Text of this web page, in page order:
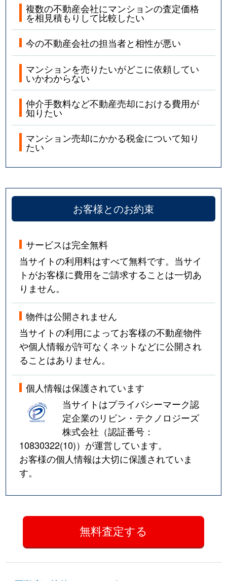
複数の不動産会社にマンションの査定価格
を相見積もりして比較したい
今の不動産会社の担当者と相性が悪い
マンションを売りたいがどこに依頼してい
いかわからない
仲介手数料など不動産売却における費用が
知りたい
マンション売却にかかる税金について知り
たい
お客様とのお約束
サービスは完全無料
当サイトの利用料はすべて無料です。当サイ
トがお客様に費用をご請求することは一切あ
りません。
物件は公開されません
当サイトの利用によってお客様の不動産物件
や個人情報が許可なくネットなどに公開され
ることはありません。
個人情報は保護されています
当サイトはプライバシーマーク認
定企業のリビン・テクノロジーズ
株式会社（認証番号：
10830322(10)）が運営しています。
お客様の個人情報は大切に保護されていま
す。